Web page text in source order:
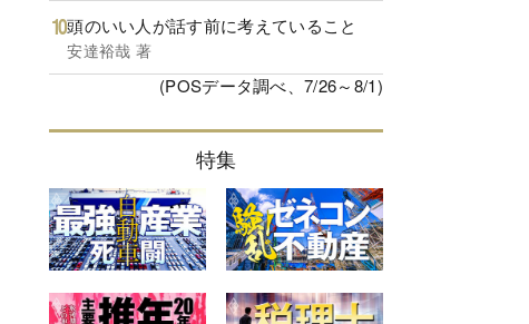
頭のいい人が話す前に考えていること
安達裕哉 著
(POSデータ調べ、7/26～8/1)
特集